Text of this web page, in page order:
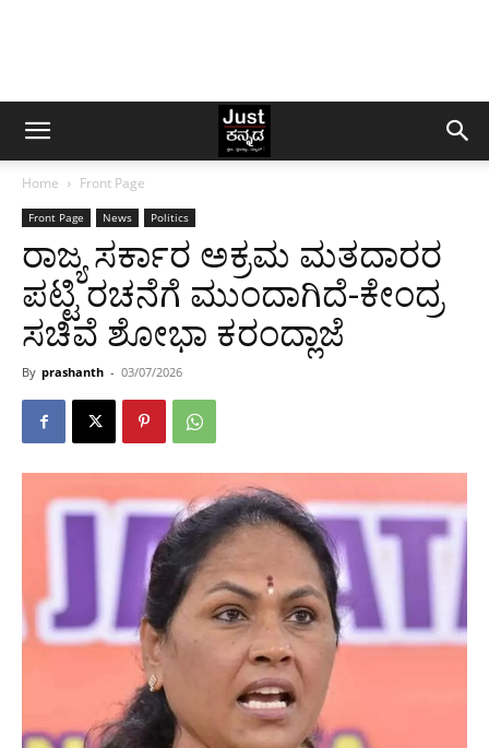
Home Front Page
Front Page News Politics
ರಾಜ್ಯ ಸರ್ಕಾರ ಅಕ್ರಮ ಮತದಾರರ
ಪಟ್ಟಿ ರಚನೆಗೆ ಮುಂದಾಗಿದೆ-ಕೇಂದ್ರ
ಸಚಿವೆ ಶೋಭಾ ಕರಂದ್ಲಾಜೆ
By prashanth - 03/07/2026